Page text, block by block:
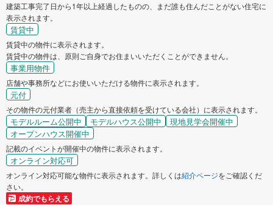
建築工事完了日から1年以上経過したものの、まだ誰も住んだことがない住宅に
表示されます。
賃貸中
賃貸中の物件に表示されます。
賃貸中の物件は、原則ご自身でお住まいいただくことができません。
事業用物件
店舗や事務所などにお使いいただける物件に表示されます。
元付
その物件の元付業者（売主から直接依頼を受けている会社）に表示されます。
モデルルーム公開中 モデルハウス公開中
現地見学会開催中
オープンハウス開催中
記載のイベントが開催中の物件に表示されます。
オンライン対応可
オンライン対応可能な物件に表示されます。詳しくは紹介ページをご確認くだ
さい。
成約でもらえる